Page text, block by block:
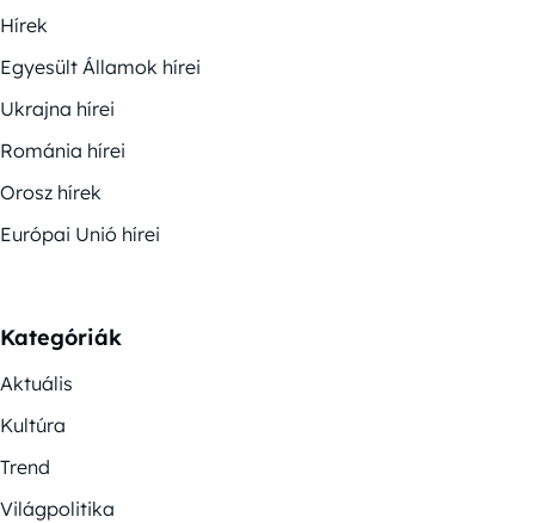
Hírek
Egyesült Államok hírei
Ukrajna hírei
Románia hírei
Orosz hírek
Európai Unió hírei
Kategóriák
Aktuális
Kultúra
Trend
Világpolitika